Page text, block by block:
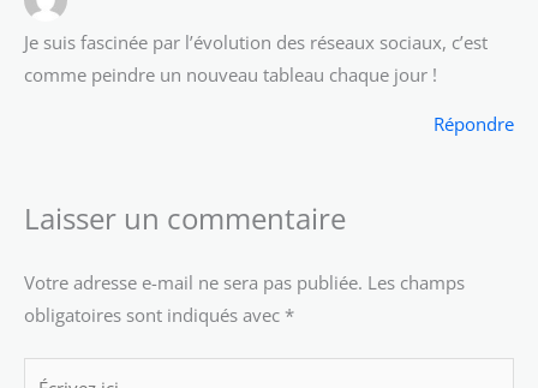
Je suis fascinée par l’évolution des réseaux sociaux, c’est
comme peindre un nouveau tableau chaque jour !
Répondre
Laisser un commentaire
Votre adresse e-mail ne sera pas publiée. Les champs
obligatoires sont indiqués avec *